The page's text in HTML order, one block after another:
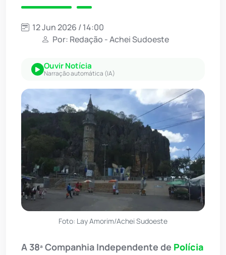
12 Jun 2026 / 14:00
Por: Redação - Achei Sudoeste
Ouvir Notícia
Narração automática (IA)
Foto: Lay Amorim/Achei Sudoeste
A 38ª Companhia Independente de Polícia